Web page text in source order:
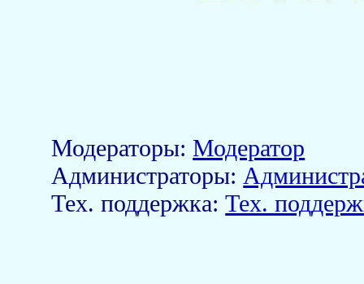
Модераторы:Модератор
Aдминистраторы:
Тех. поддержка:Тех.